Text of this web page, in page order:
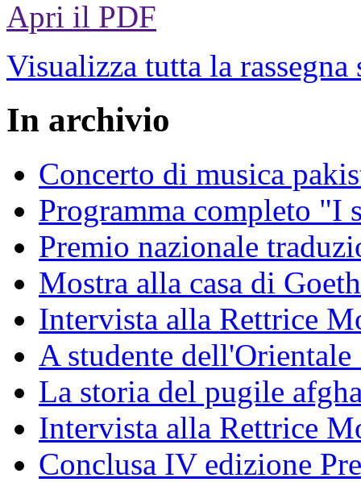
Apri il PDF
Visualizza tutta la rassegna
In archivio
Concerto di musica
Programma completo "I
Premio nazionale
Mostra alla casa di
Intervista alla Rettrice
A studente
La storia del pugile
Intervista alla Rettrice
Conclusa IV edizione